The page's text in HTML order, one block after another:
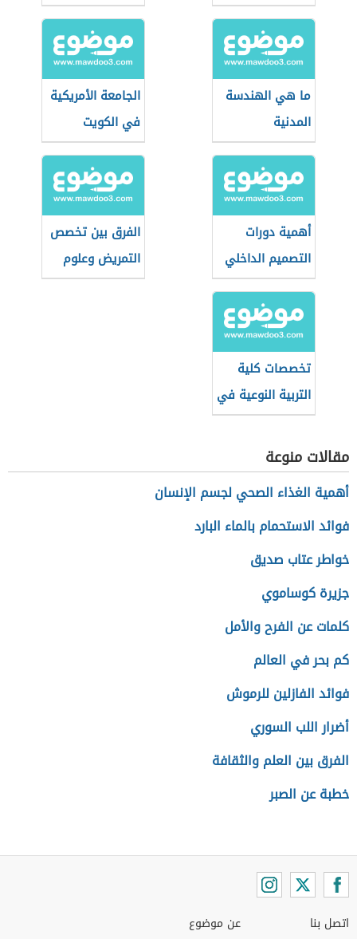
الإلكترونية
ما هي الهندسة
المدنية
الجامعة الأمريكية
في الكويت
أهمية دورات
التصميم الداخلي
في التطور
الوظيفي
الفرق بين تخصص
التمريض وعلوم
التمريض
تخصصات كلية
التربية النوعية في
جامعة حلوان
مقالات منوعة
أهمية الغذاء الصحي لجسم الإنسان
فوائد الاستحمام بالماء البارد
خواطر عتاب صديق
جزيرة كوساموي
كلمات عن الفرح والأمل
كم بحر في العالم
فوائد الفازلين للرموش
أضرار اللب السوري
الفرق بين العلم والثقافة
خطبة عن الصبر
اتصل بنا عن موضوع